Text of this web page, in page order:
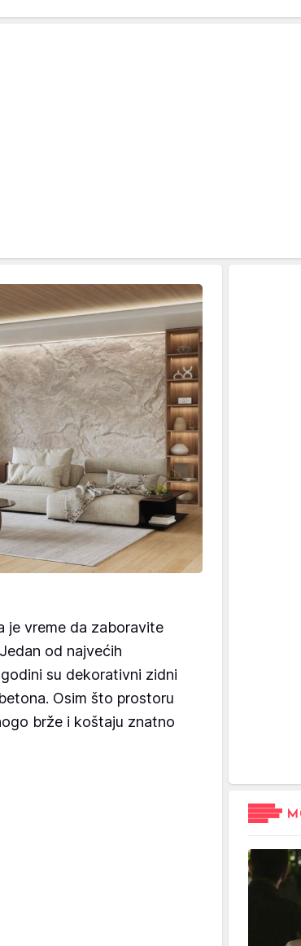
je vreme da zaboravite
od najvećih
su dekorativni zidni
Osim što prostoru
brže i koštaju znatno